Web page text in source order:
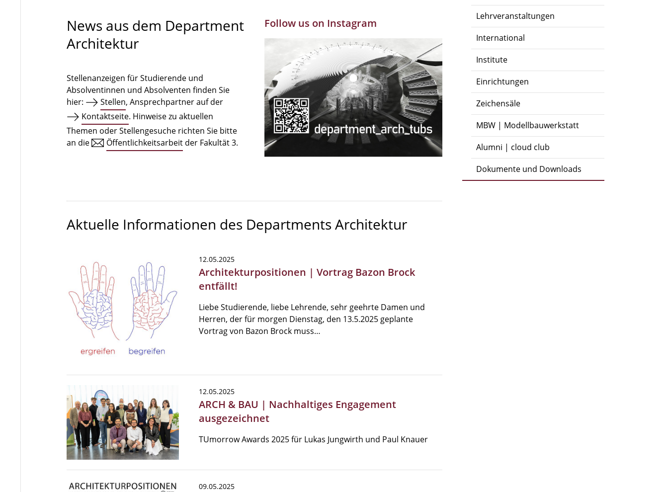
Lehrveranstaltungen
International
Institute
Einrichtungen
Zeichensäle
MBW | Modellbauwerkstatt
Alumni | cloud club
Dokumente und Downloads
News aus dem Department
Architektur
Stellenanzeigen für Studierende und
Absolventinnen und Absolventen finden Sie
hier:
Stellen, Ansprechpartner auf der
Kontaktseite. Hinweise zu aktuellen
Themen oder Stellengesuche richten Sie bitte
an die
Öffentlichkeitsarbeit der Fakultät 3.
Follow us on Instagram
Aktuelle Informationen des Departments Architektur
12.05.2025
Architekturpositionen | Vortrag Bazon Brock
entfällt!
Liebe Studierende, liebe Lehrende, sehr geehrte Damen und
Herren, der für morgen Dienstag, den 13.5.2025 geplante
Vortrag von Bazon Brock muss…
12.05.2025
ARCH & BAU | Nachhaltiges Engagement
ausgezeichnet
TUmorrow Awards 2025 für Lukas Jungwirth und Paul Knauer
09.05.2025